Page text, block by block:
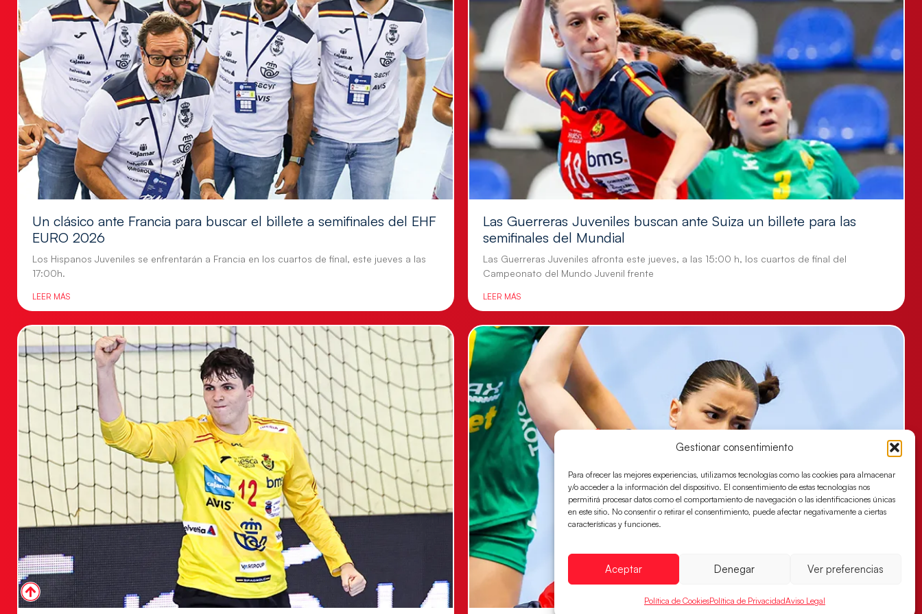
Gestionar consentimiento
Para ofrecer las mejores experiencias, utilizamos tecnologías como las cookies para almacenar
y/o acceder a la información del dispositivo. El consentimiento de estas tecnologías nos
permitirá procesar datos como el comportamiento de navegación o las identificaciones únicas
en este sitio. No consentir o retirar el consentimiento, puede afectar negativamente a ciertas
características y funciones.
Aceptar Denegar Ver preferencias
Política de CookiesPolítica de PrivacidadAviso Legal
Un clásico ante Francia para buscar el billete a semifinales del EHF
EURO 2026
Los Hispanos Juveniles se enfrentarán a Francia en los cuartos de final, este jueves a las
17:00h.
LEER MÁS
Las Guerreras Juveniles buscan ante Suiza un billete para las
semifinales del Mundial
Las Guerreras Juveniles afronta este jueves, a las 15:00 h, los cuartos de final del
Campeonato del Mundo Juvenil frente
LEER MÁS